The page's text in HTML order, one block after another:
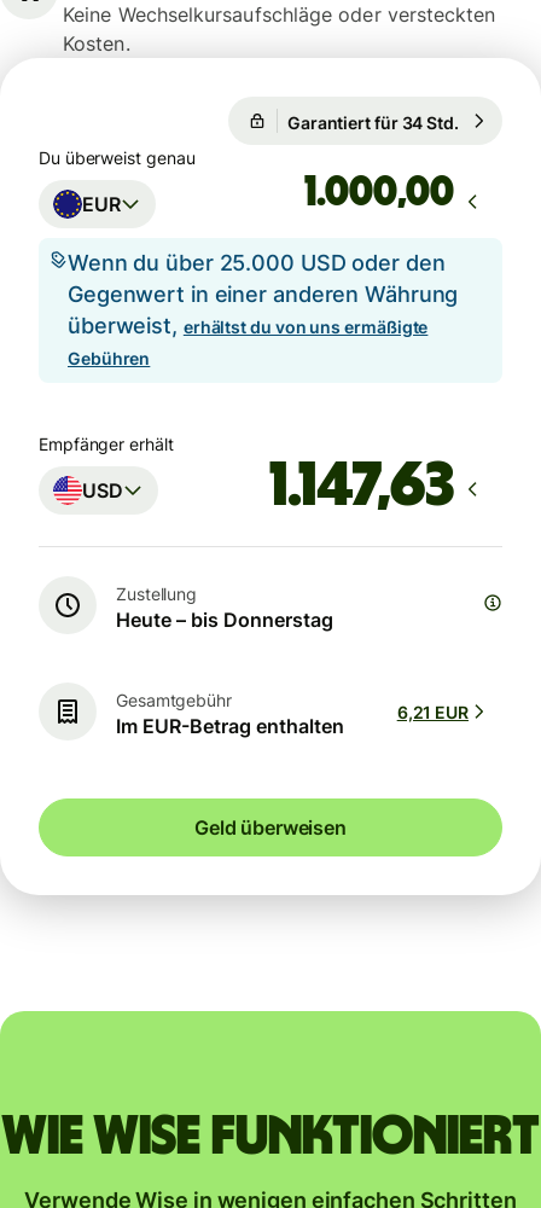
Keine Wechselkursaufschläge oder versteckten
Kosten.
Garantiert für 34 Std.
Du überweist genau
EUR ,00
Wenn du über 25.000 USD oder den
Gegenwert in einer anderen Währung
überweist, erhältst du von uns ermäßigte
Gebühren
Empfänger erhält
USD
Zustellung
Heute – bis Donnerstag
Gesamtgebühr
Im EUR-Betrag enthalten
6,21 EUR
Geld überweisen
Wie Wise funktioniert
Verwende Wise in wenigen einfachen Schritten